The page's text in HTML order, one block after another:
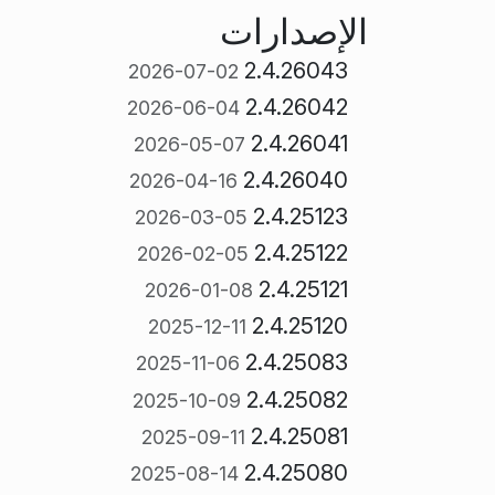
الإصدارات
2.4.26043
2026-07-02
2.4.26042
2026-06-04
2.4.26041
2026-05-07
2.4.26040
2026-04-16
2.4.25123
2026-03-05
2.4.25122
2026-02-05
2.4.25121
2026-01-08
2.4.25120
2025-12-11
2.4.25083
2025-11-06
2.4.25082
2025-10-09
2.4.25081
2025-09-11
2.4.25080
2025-08-14